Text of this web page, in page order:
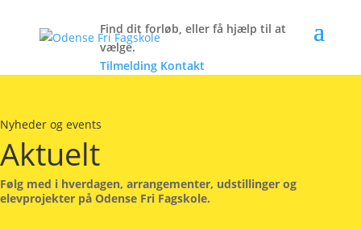
Find dit forløb, eller få hjælp til at
vælge.
Tilmelding Kontakt
Nyheder og events
Aktuelt
Følg med i hverdagen, arrangementer, udstillinger og
elevprojekter på Odense Fri Fagskole.